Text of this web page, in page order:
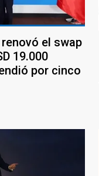
el swap
19.000
por cinco